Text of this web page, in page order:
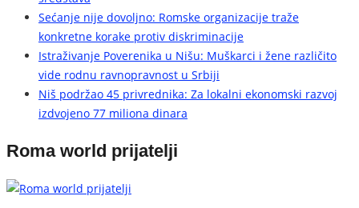
Sećanje nije dovoljno: Romske organizacije traže
konkretne korake protiv diskriminacije
Istraživanje Poverenika u Nišu: Muškarci i žene različito
vide rodnu ravnopravnost u Srbiji
Niš podržao 45 privrednika: Za lokalni ekonomski razvoj
izdvojeno 77 miliona dinara
Roma world prijatelji